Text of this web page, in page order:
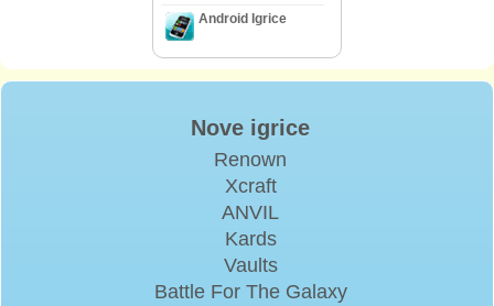
Android Igrice
Nove igrice
Renown
Xcraft
ANVIL
Kards
Vaults
Battle For The Galaxy